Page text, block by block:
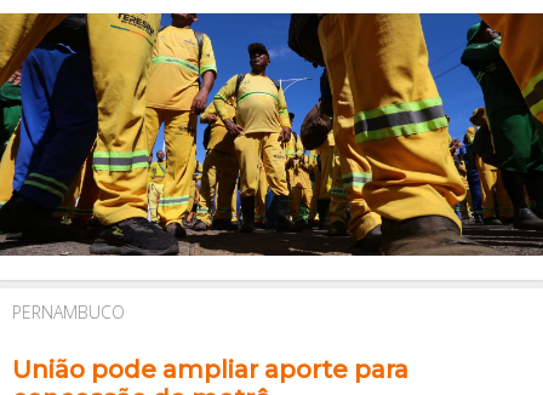
PERNAMBUCO
União pode ampliar aporte para